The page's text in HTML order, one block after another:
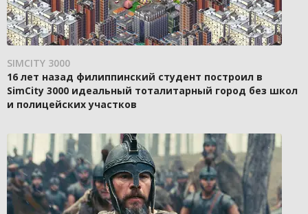
SIMCITY 3000
16 лет назад филиппинский студент построил в
SimCity 3000 идеальный тоталитарный город без школ
и полицейских участков